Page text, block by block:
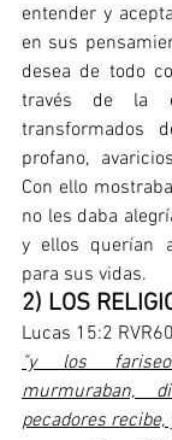
entender y
en sus
desea de todo
través de la
transformados
profano,
Con ello
no les daba
y ellos querían
para sus vidas.
2) LOS
Lucas 15:2 RVR60
"y los
murmuraban,
pecadores